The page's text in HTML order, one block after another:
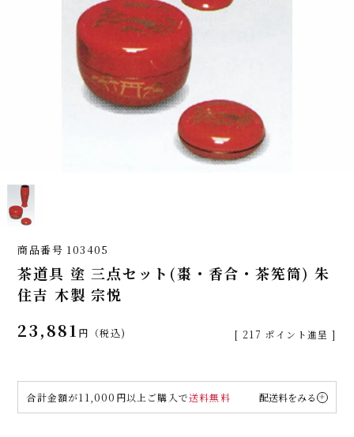
商品番号 103405
茶道具 塗 三点セット(棗・香合・茶筅筒) 朱
住吉 木製 宗悦
23,881 税込 [ 217 ポイント進呈 ]
合計金額が11,000円以上ご購入で送料無料 配送料をみる